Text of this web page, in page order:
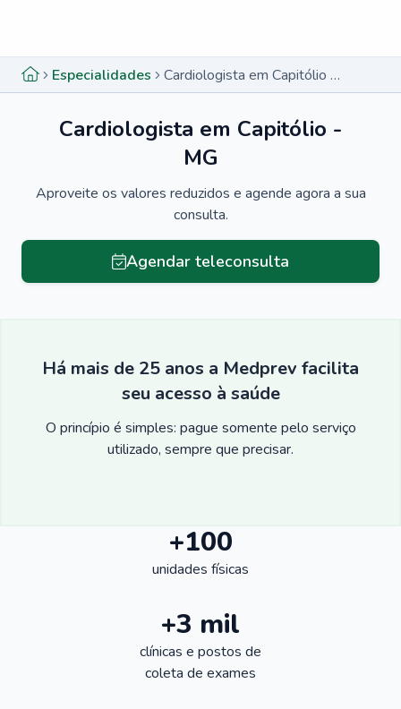
Especialidades Cardiologista em Capitólio - MG
Cardiologista em Capitólio -
MG
Aproveite os valores reduzidos e agende agora a sua
consulta.
Agendar teleconsulta
Há mais de 25 anos a Medprev facilita
seu acesso à saúde
O princípio é simples: pague somente pelo serviço
utilizado, sempre que precisar.
+100
unidades físicas
+3 mil
clínicas e postos de
coleta de exames